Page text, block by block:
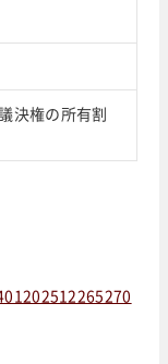
決権の所有割